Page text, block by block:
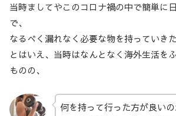
当時ましてやこのコロナ禍の中で簡単に
で、
なるべく漏れなく必要な物を持っていき
とはいえ、当時はなんとなく海外生活を
ものの、
何を持って行った方が良い